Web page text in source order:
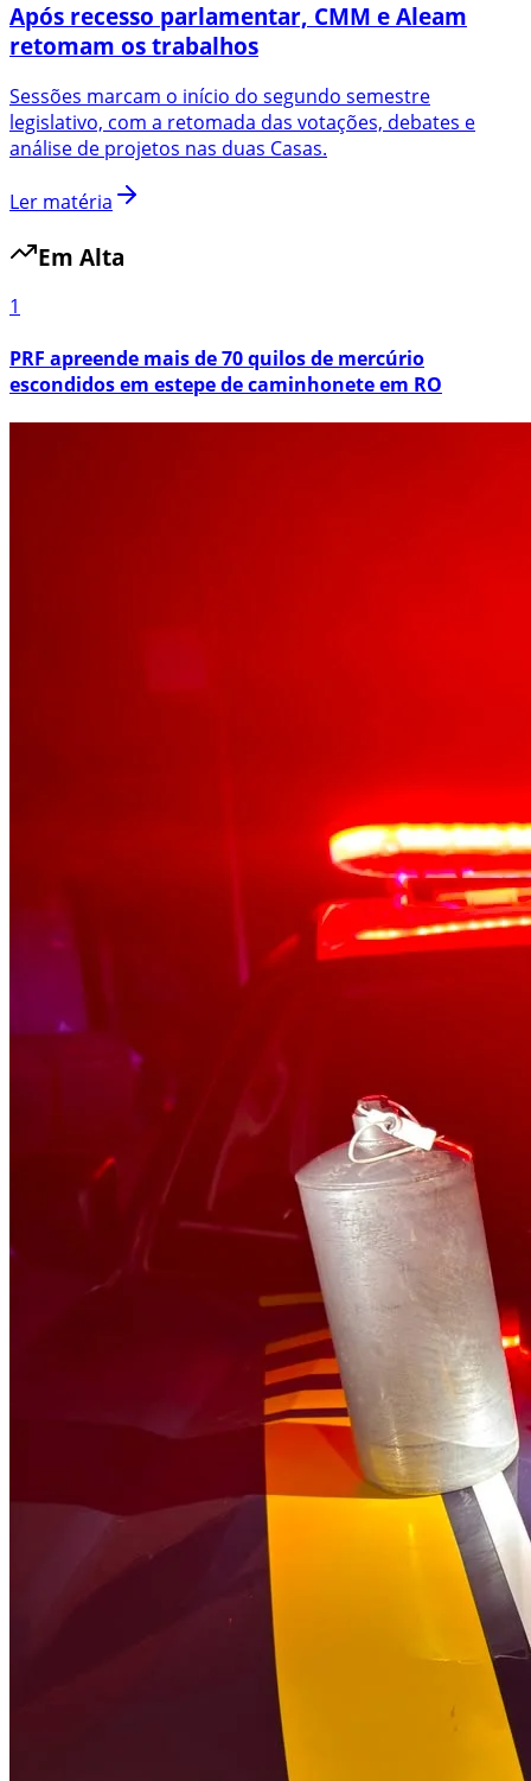
Após recesso parlamentar, CMM e Aleam
retomam os trabalhos
Sessões marcam o início do segundo semestre
legislativo, com a retomada das votações, debates e
análise de projetos nas duas Casas.
Ler matéria
Em Alta
1
PRF apreende mais de 70 quilos de mercúrio
escondidos em estepe de caminhonete em RO